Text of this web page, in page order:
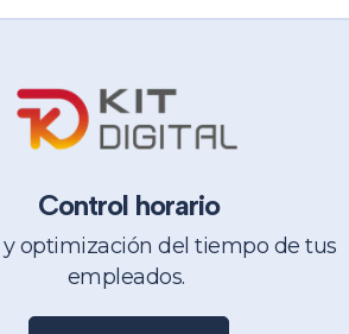
Control horario
y optimización del tiempo de tus
empleados.